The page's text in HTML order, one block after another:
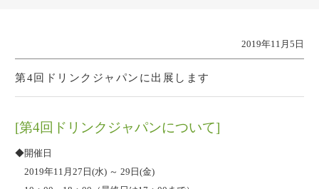
2019年11月5日
第4回ドリンクジャパンに出展します
[第4回ドリンクジャパンについて]
◆開催日
2019年11月27日(水) ～ 29日(金)